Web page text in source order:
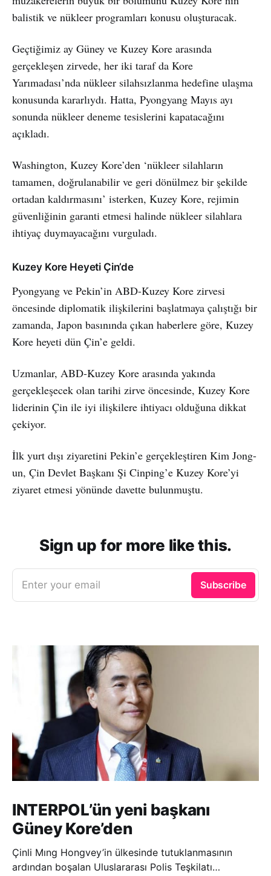
balistik ve nükleer programları konusu oluşturacak.
Geçtiğimiz ay Güney ve Kuzey Kore arasında
gerçekleşen zirvede, her iki taraf da Kore
Yarımadası’nda nükleer silahsızlanma hedefine ulaşma
konusunda kararlıydı. Hatta, Pyongyang Mayıs ayı
sonunda nükleer deneme tesislerini kapatacağını
açıkladı.
Washington, Kuzey Kore’den ‘nükleer silahların
tamamen, doğrulanabilir ve geri dönülmez bir şekilde
ortadan kaldırmasını’ isterken, Kuzey Kore, rejimin
güvenliğinin garanti etmesi halinde nükleer silahlara
ihtiyaç duymayacağını vurguladı.
Kuzey Kore Heyeti Çin’de
Pyongyang ve Pekin’in ABD-Kuzey Kore zirvesi
öncesinde diplomatik ilişkilerini başlatmaya çalıştığı bir
zamanda, Japon basınında çıkan haberlere göre, Kuzey
Kore heyeti dün Çin’e geldi.
Uzmanlar, ABD-Kuzey Kore arasında yakında
gerçekleşecek olan tarihi zirve öncesinde, Kuzey Kore
liderinin Çin ile iyi ilişkilere ihtiyacı olduğuna dikkat
çekiyor.
İlk yurt dışı ziyaretini Pekin’e gerçekleştiren Kim Jong-
un, Çin Devlet Başkanı Şi Cinping’e Kuzey Kore’yi
ziyaret etmesi yönünde davette bulunmuştu.
Sign up for more like this.
Enter your email Subscribe
INTERPOL’ün yeni başkanı
Güney Kore’den
Çinli Mıng Hongvey’in ülkesinde tutuklanmasının
ardından boşalan Uluslararası Polis Teşkilatı